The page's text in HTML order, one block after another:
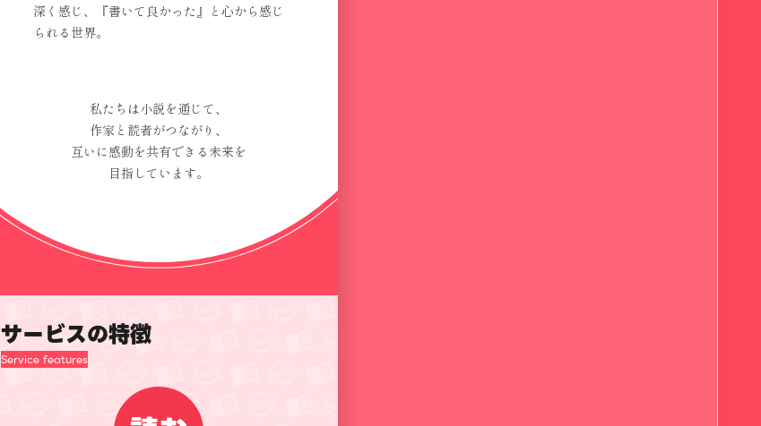
深く感じ、『書いて良かった』と心から感じ
られる世界。
私たちは小説を通じて、
作家と読者がつながり、
互いに感動を共有できる未来を
目指しています。
サービスの特徴
Service features